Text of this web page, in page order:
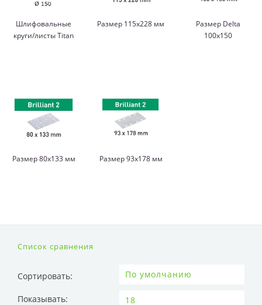
Шлифовальные
круги/листы Titan
Размер 115x228 мм
Размер Delta
100x150
Размер 80x133 мм Размер 93x178 мм
Список сравнения
Сортировать:
Показывать: